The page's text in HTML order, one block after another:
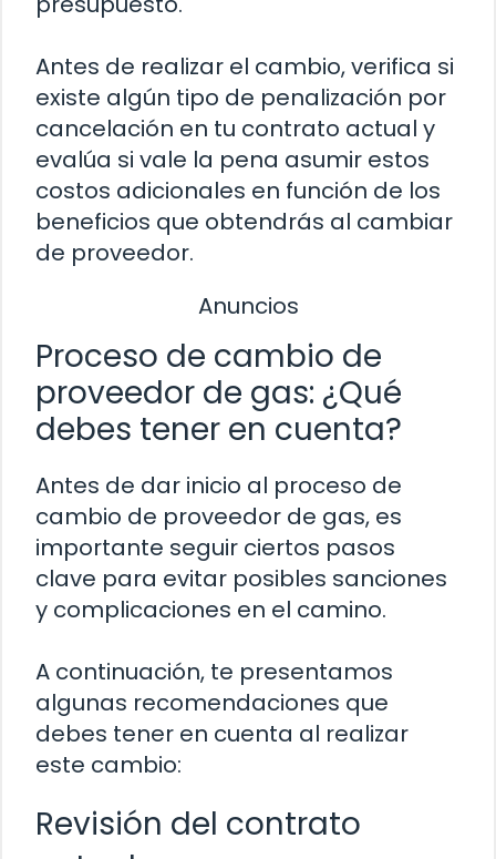
Antes de realizar el cambio, verifica si
existe algún tipo de penalización por
cancelación en tu contrato actual y
evalúa si vale la pena asumir estos
costos adicionales en función de los
beneficios que obtendrás al cambiar
de proveedor.
Anuncios
Proceso de cambio de
proveedor de gas: ¿Qué
debes tener en cuenta?
Antes de dar inicio al proceso de
cambio de proveedor de gas, es
importante seguir ciertos pasos
clave para evitar posibles sanciones
y complicaciones en el camino.
A continuación, te presentamos
algunas recomendaciones que
debes tener en cuenta al realizar
este cambio:
Revisión del contrato